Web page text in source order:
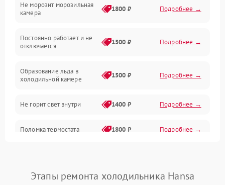
Дренаж
Не морозит морозильная
камера
1800 ₽ Подробнее →
Постоянно работает и не
отключается
1500 ₽ Подробнее →
Образование льда в
холодильной камере
1500 ₽ Подробнее →
Не горит свет внутри 1400 ₽ Подробнее →
Поломка термостата 1800 ₽ Подробнее →
Поломка системы No Frost 2600 ₽ Подробнее →
Этапы ремонта холодильника Hansa